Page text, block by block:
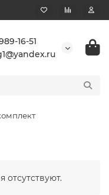
16-51
отсутствуют.